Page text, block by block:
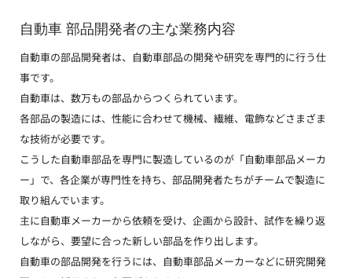
自動車 部品開発者の主な業務内容
自動車の部品開発者は、自動車部品の開発や研究を専門的に行う仕
事です。
自動車は、数万もの部品からつくられています。
各部品の製造には、性能に合わせて機械、繊維、電飾などさまざま
な技術が必要です。
こうした自動車部品を専門に製造しているのが「自動車部品メーカ
ー」で、各企業が専門性を持ち、部品開発者たちがチームで製造に
取り組んでいます。
主に自動車メーカーから依頼を受け、企画から設計、試作を繰り返
しながら、要望に合った新しい部品を作り出します。
自動車の部品開発を行うには、自動車部品メーカーなどに研究開発